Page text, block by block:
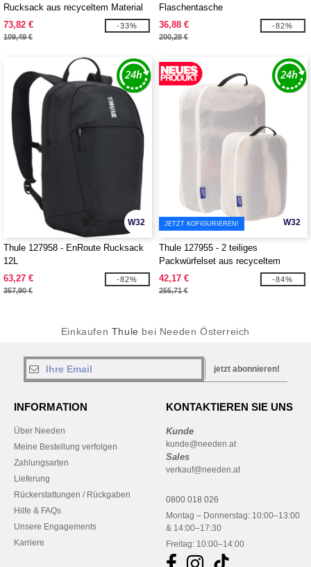
Rucksack aus recyceltem Material
73,82 €
109,49 €
-33%
Flaschentasche
36,88 €
200,28 €
-82%
W32
Thule 127958 - EnRoute Rucksack
12L
63,27 €
357,90 €
-82%
W32
JETZT KOFIGURIEREN!
Thule 127955 - 2 teiliges
Packwürfelset aus recyceltem
Material
42,17 €
255,71 €
-84%
Einkaufen Thule bei Needen Österreich
jetzt abonnieren!
INFORMATION
Über Needen
Meine Bestellung verfolgen
Zahlungsarten
Lieferung
Rückerstattungen / Rückgaben
Hilfe & FAQs
Unsere Engagements
Karriere
KONTAKTIEREN SIE UNS
Kunde
kunde@needen.at
Sales
verkauf@needen.at
0800 018 026
Montag – Donnerstag: 10:00–13:00
& 14:00–17:30
Freitag: 10:00–14:00